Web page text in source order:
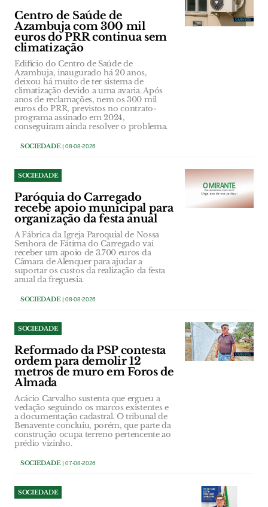
Centro de Saúde de
Azambuja com 300 mil
euros do PRR continua sem
climatização
Edifício do Centro de Saúde de
Azambuja, inaugurado há 20 anos,
deixou há muito de ter sistema de
climatização devido a uma avaria. Após
anos de reclamações, nem os 300 mil
euros do PRR, previstos no contrato-
programa assinado em 2024,
conseguiram ainda resolver o problema.
SOCIEDADE| 08-08-2026
SOCIEDADE
Paróquia do Carregado
recebe apoio municipal para
organização da festa anual
A Fábrica da Igreja Paroquial de Nossa
Senhora de Fátima do Carregado vai
receber um apoio de 3.700 euros da
Câmara de Alenquer para ajudar a
suportar os custos da realização da festa
anual da freguesia.
SOCIEDADE| 08-08-2026
SOCIEDADE
Reformado da PSP contesta
ordem para demolir 12
metros de muro em Foros de
Almada
Acácio Carvalho sustenta que ergueu a
vedação seguindo os marcos existentes e
a documentação cadastral. O tribunal de
Benavente concluiu, porém, que parte da
construção ocupa terreno pertencente ao
prédio vizinho.
SOCIEDADE| 07-08-2026
SOCIEDADE